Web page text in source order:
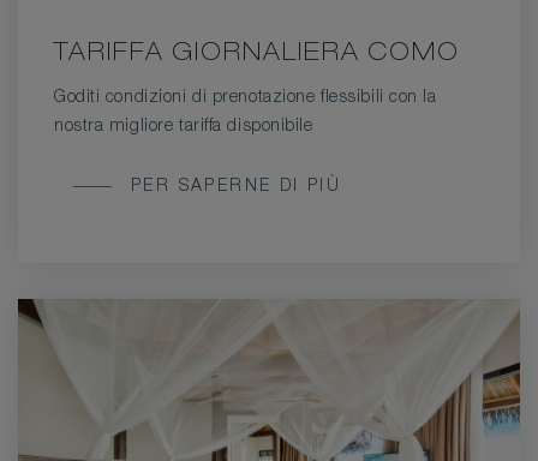
TARIFFA GIORNALIERA COMO
Goditi condizioni di prenotazione flessibili con la
nostra migliore tariffa disponibile
TARIFFAPER SAPERNE DI PIÙ